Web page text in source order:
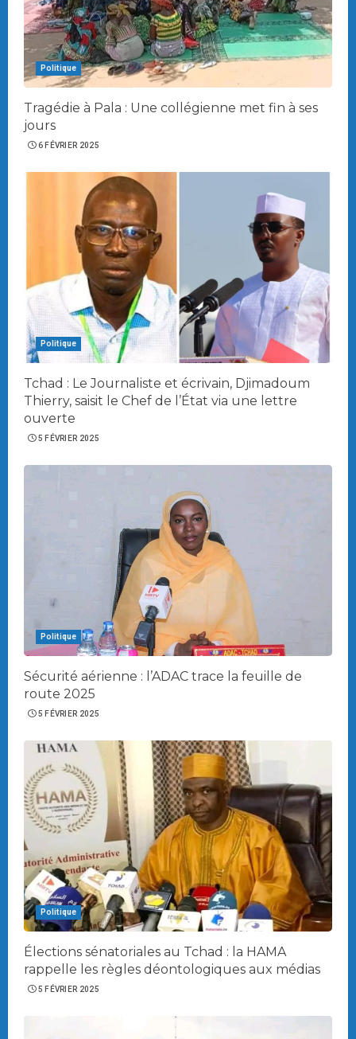
Politique
Tragédie à Pala : Une collégienne met fin à ses
jours
6 FÉVRIER 2025
Politique
Tchad : Le Journaliste et écrivain, Djimadoum
Thierry, saisit le Chef de l’État via une lettre
ouverte
5 FÉVRIER 2025
Politique
Sécurité aérienne : l’ADAC trace la feuille de
route 2025
5 FÉVRIER 2025
Politique
Élections sénatoriales au Tchad : la HAMA
rappelle les règles déontologiques aux médias
5 FÉVRIER 2025